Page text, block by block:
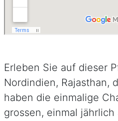
Erleben Sie auf dieser
Nordindien, Rajasthan,
haben die einmalige
grossen, einmal